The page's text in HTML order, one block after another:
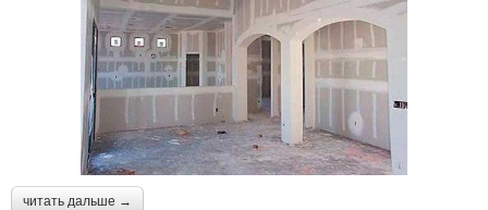
читать дальше →